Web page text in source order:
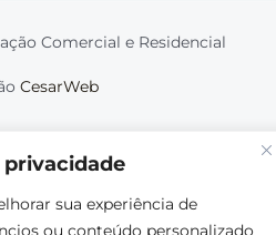
aceito
AceitoComercial e Residencial
CesarWeb
Fale Conosco